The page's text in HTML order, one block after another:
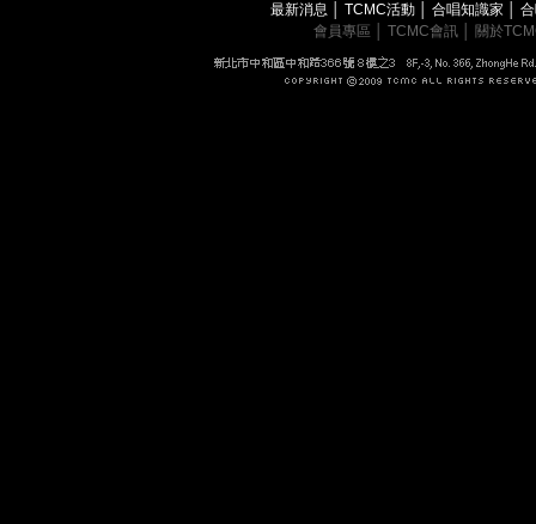
最新消息 TCMC活動 合唱知識家
會員專區
TCMC會訊 關於